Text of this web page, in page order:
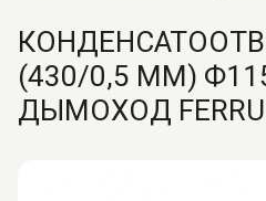
(430/0,5 ММ)
ДЫМОХОД